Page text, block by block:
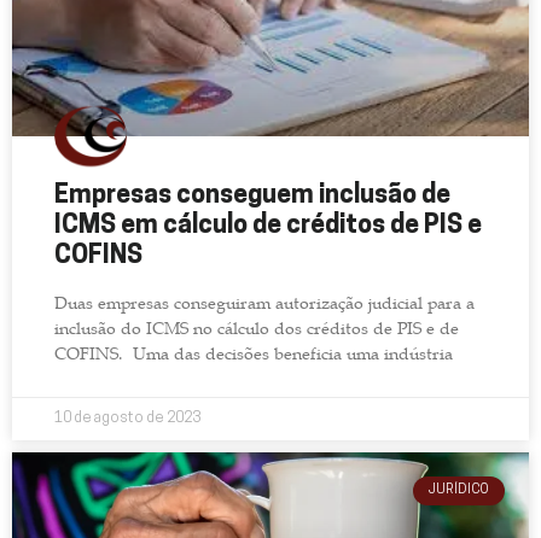
Empresas conseguem inclusão de
ICMS em cálculo de créditos de PIS e
COFINS
Duas empresas conseguiram autorização judicial para a
inclusão do ICMS no cálculo dos créditos de PIS e de
COFINS. Uma das decisões beneficia uma indústria
10 de agosto de 2023
JURÍDICO